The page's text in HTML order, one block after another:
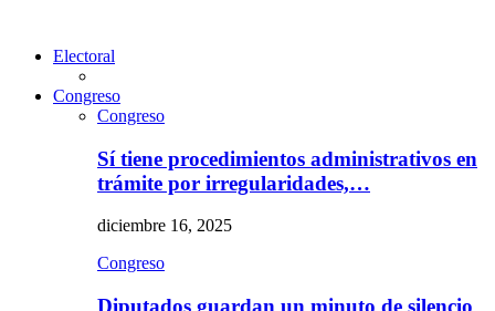
Electoral
Congreso
Congreso
Sí tiene procedimientos administrativos en
trámite por irregularidades,…
diciembre 16, 2025
Congreso
Diputados guardan un minuto de silencio